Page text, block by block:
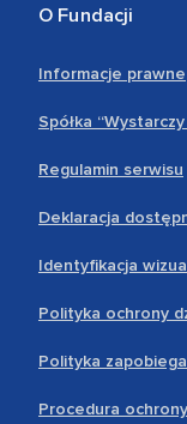
O Fundacji
Informacje prawne
Spółka
Regulamin serwisu
Deklaracja
Identyfikacja
Polityka ochrony
Polityka
Procedura